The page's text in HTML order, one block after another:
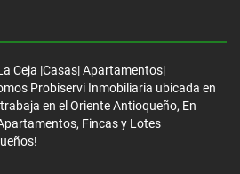
Ceja |Casas| Apartamentos|
Probiservi Inmobiliaria ubicada en
en el Oriente Antioqueño, En
Fincas y Lotes